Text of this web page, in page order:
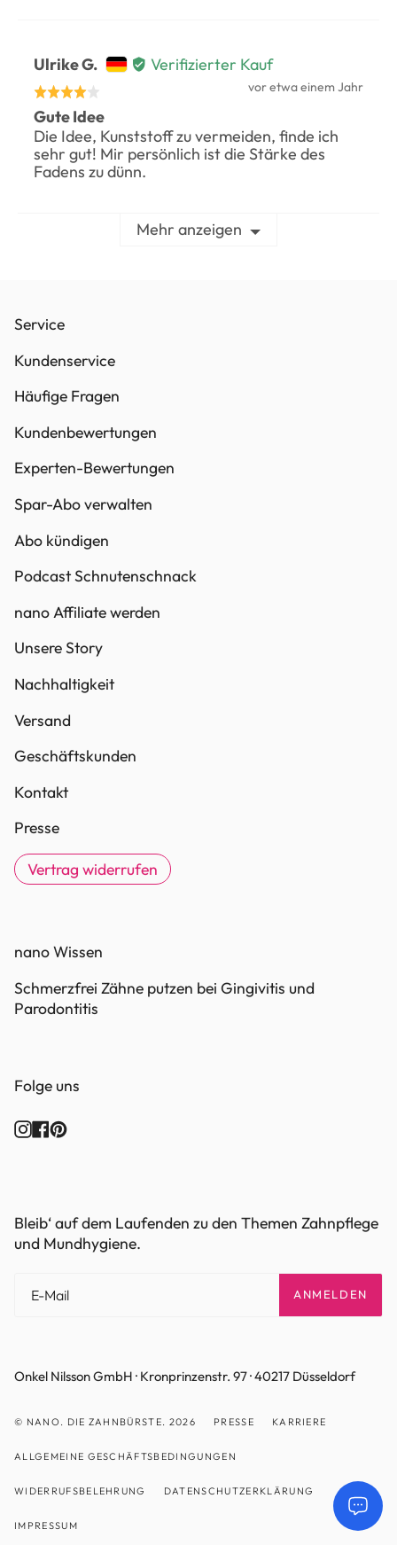
Ulrike G.
Bewertet
G.,
von
Verifizierter Kauf
Mit
4
von
5
Rezension
vor etwa einem Jahr
Gute Idee
Die Idee, Kunststoff zu vermeiden, finde ich
sehr gut! Mir persönlich ist die Stärke des
Fadens zu dünn.
Mehr anzeigen
Service
Kundenservice
Häufige Fragen
Kundenbewertungen
Experten-Bewertungen
Spar-Abo verwalten
Abo kündigen
Podcast Schnutenschnack
nano Affiliate werden
Unsere Story
Nachhaltigkeit
Versand
Geschäftskunden
Kontakt
Presse
Vertrag widerrufen
nano Wissen
Schmerzfrei Zähne putzen bei Gingivitis und
Parodontitis
Folge uns
Instagram
Facebook
Pinterest
Bleib‘ auf dem Laufenden zu den Themen Zahnpflege
und Mundhygiene.
ANMELDEN
Onkel Nilsson GmbH · Kronprinzenstr. 97 · 40217 Düsseldorf
© NANO. DIE ZAHNBÜRSTE. 2026 PRESSE KARRIERE
ALLGEMEINE GESCHÄFTSBEDINGUNGEN
WIDERRUFSBELEHRUNG DATENSCHUTZERKLÄRUNG
IMPRESSUM